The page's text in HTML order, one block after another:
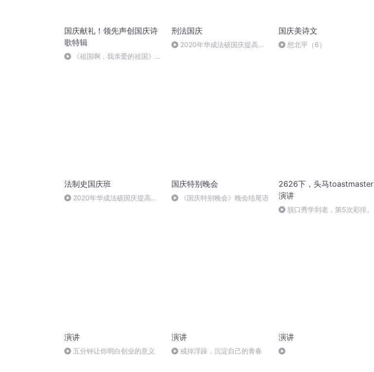
国庆献礼！领先声创国庆诗
歌特辑
《祖国啊，我亲爱的祖国》温
刑法国庆
2020年华成法硕国庆提高班
国庆美诗文
想北平（6）
法制史国庆班
2020年华成法硕国庆提高班
国庆特别晚会
《国庆特别晚会》晚会结尾语
2626下，头马toastmaster
演讲
脱口秀学到老，第5次彩排。
演讲
五分钟让你明白创业的意义
演讲
戒掉浮躁，沉淀自己的青春
演讲